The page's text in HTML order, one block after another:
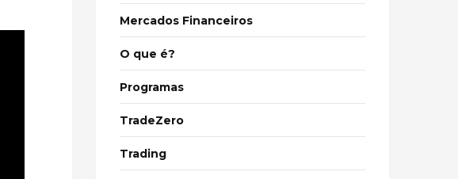
Mercados Financeiros
O que é?
Programas
TradeZero
Trading